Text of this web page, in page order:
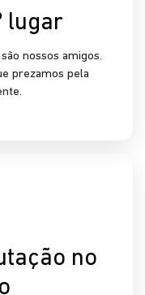
para o seu
e desconto